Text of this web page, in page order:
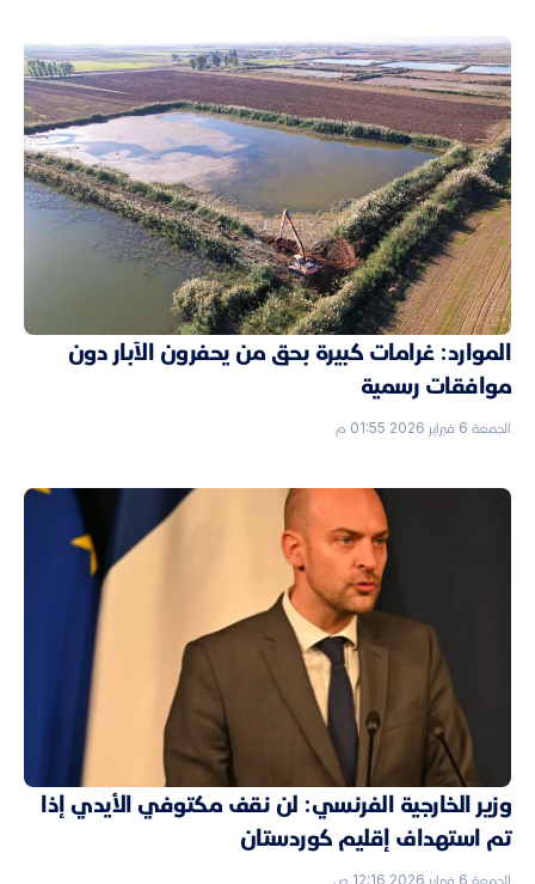
الموارد: غرامات كبيرة بحق من يحفرون الآبار دون
موافقات رسمية
الجمعة 6 فبراير 2026 01:55 م
وزير الخارجية الفرنسي: لن نقف مكتوفي الأيدي إذا
تم استهداف إقليم كوردستان
الجمعة 6 فبراير 2026 12:16 ص